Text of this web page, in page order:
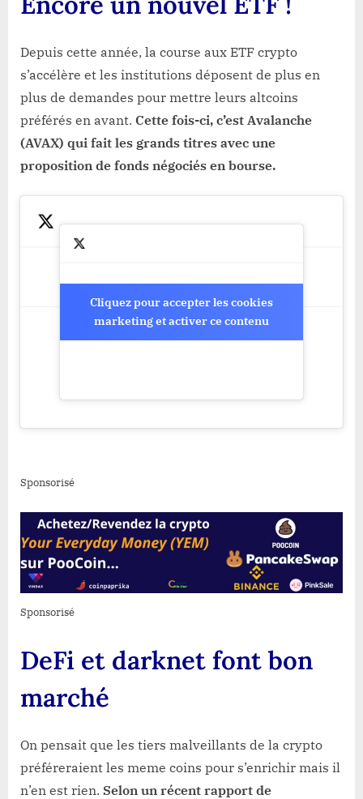
Depuis cette année, la course aux ETF crypto
s’accélère et les institutions déposent de plus en
plus de demandes pour mettre leurs altcoins
préférés en avant. Cette fois-ci, c’est Avalanche
(AVAX) qui fait les grands titres avec une
proposition de fonds négociés en bourse.
Cliquez pour accepter les cookies
marketing et activer ce contenu
Cliquez pour accepter les cookies
marketing et activer ce contenu
Sponsorisé
Sponsorisé
DeFi et darknet font bon
marché
On pensait que les tiers malveillants de la crypto
préféreraient les meme coins pour s’enrichir mais il
n’en est rien. Selon un récent rapport de